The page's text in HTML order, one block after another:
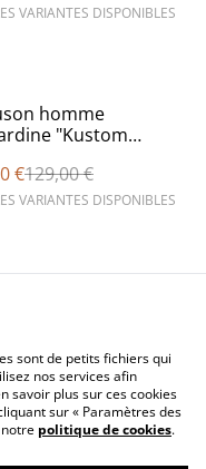
VARIANTES DISPONIBLES
homme
"Kustom
€129,00 €
VARIANTES DISPONIBLES
Conditions
de cookies
sont de petits fichiers qui
nos services afin
savoir plus sur ces cookies
sur « Paramètres des
politique de cookies.